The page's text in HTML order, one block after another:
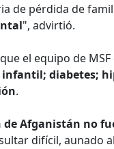
de pérdida de
", advirtió.
el equipo de
diabetes;
.
de Afganistán no
difícil, aunado